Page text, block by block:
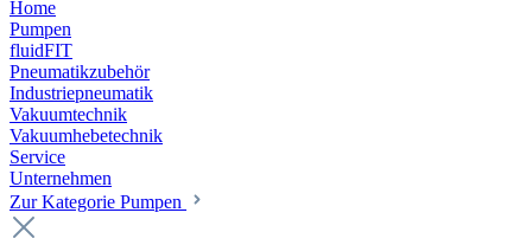
Home
Pumpen
fluidFIT
Pneumatikzubehör
Industriepneumatik
Vakuumtechnik
Vakuumhebetechnik
Service
Unternehmen
Zur Kategorie Pumpen